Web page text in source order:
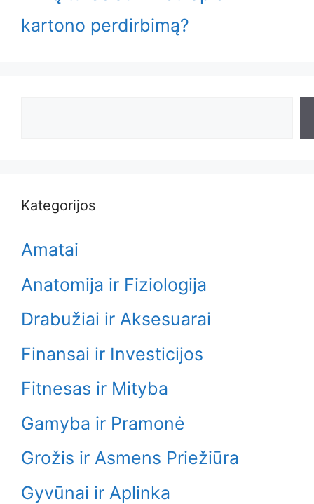
kartono perdirbimą?
Kategorijos
Amatai
Anatomija ir Fiziologija
Drabužiai ir Aksesuarai
Finansai ir Investicijos
Fitnesas ir Mityba
Gamyba ir Pramonė
Grožis ir Asmens Priežiūra
Gyvūnai ir Aplinka